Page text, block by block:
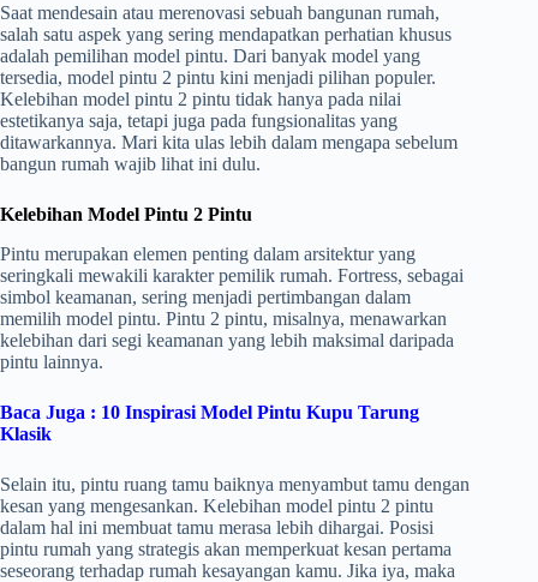
Saat mendesain atau merenovasi sebuah bangunan rumah,
salah satu aspek yang sering mendapatkan perhatian khusus
adalah pemilihan model pintu. Dari banyak model yang
tersedia, model pintu 2 pintu kini menjadi pilihan populer.
Kelebihan model pintu 2 pintu tidak hanya pada nilai
estetikanya saja, tetapi juga pada fungsionalitas yang
ditawarkannya. Mari kita ulas lebih dalam mengapa sebelum
bangun rumah wajib lihat ini dulu.
Kelebihan Model Pintu 2 Pintu
Pintu merupakan elemen penting dalam arsitektur yang
seringkali mewakili karakter pemilik rumah. Fortress, sebagai
simbol keamanan, sering menjadi pertimbangan dalam
memilih model pintu. Pintu 2 pintu, misalnya, menawarkan
kelebihan dari segi keamanan yang lebih maksimal daripada
pintu lainnya.
Baca Juga : 10 Inspirasi Model Pintu Kupu Tarung
Klasik
Selain itu, pintu ruang tamu baiknya menyambut tamu dengan
kesan yang mengesankan. Kelebihan model pintu 2 pintu
dalam hal ini membuat tamu merasa lebih dihargai. Posisi
pintu rumah yang strategis akan memperkuat kesan pertama
seseorang terhadap rumah kesayangan kamu. Jika iya, maka